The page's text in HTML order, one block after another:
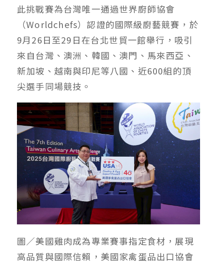
此挑戰賽為台灣唯一通過世界廚師協會
（Worldchefs）認證的國際級廚藝競賽，於
9月26日至29日在台北世貿一館舉行，吸引
來自台灣、澳洲、韓國、澳門、馬來西亞、
新加坡、越南與印尼等八國、近600組的頂
尖選手同場競技。
圖／美國雞肉成為專業賽事指定食材，展現
高品質與國際信賴，美國家禽蛋品出口協會